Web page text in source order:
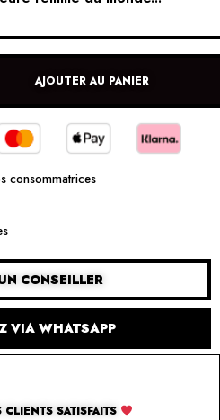
AJOUTER AU PANIER
consommatrices
CONSEILLER
VIA WHATSAPP
SATISFAITS